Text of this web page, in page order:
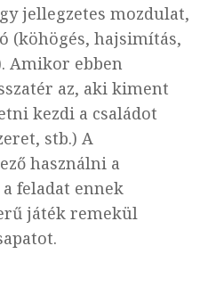
jellegzetes mozdulat,
(köhögés, hajsimítás,
Amikor ebben
az, aki kiment
kezdi a családot
stb.) A
használni a
feladat ennek
játék remekül